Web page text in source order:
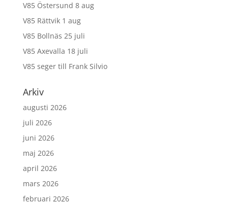
V85 Östersund 8 aug
V85 Rättvik 1 aug
V85 Bollnäs 25 juli
V85 Axevalla 18 juli
V85 seger till Frank Silvio
Arkiv
augusti 2026
juli 2026
juni 2026
maj 2026
april 2026
mars 2026
februari 2026